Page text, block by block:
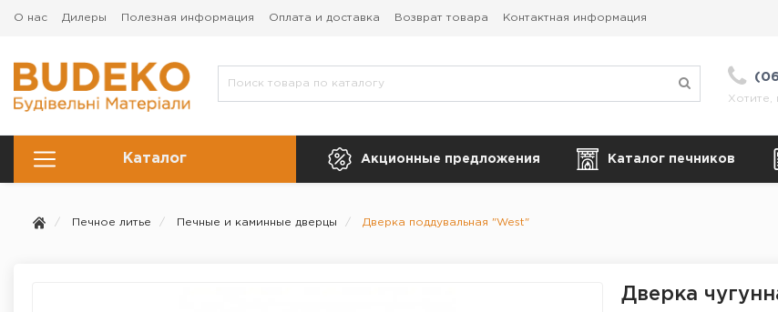
О нас Дилеры Полезная информация Оплата и доставка Возврат товара Контактная информация
Хотите,
Каталог Акционные предложения Каталог печников
Печное литье Печные и каминные дверцы Дверка поддувальная "West"
Дверка